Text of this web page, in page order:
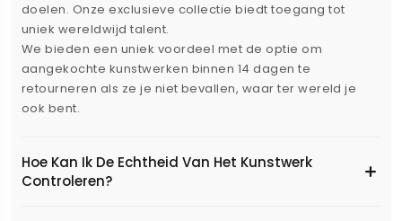
doelen. Onze exclusieve collectie biedt toegang tot
uniek wereldwijd talent.
We bieden een uniek voordeel met de optie om
aangekochte kunstwerken binnen 14 dagen te
retourneren als ze je niet bevallen, waar ter wereld je
ook bent.
Hoe Kan Ik De Echtheid Van Het Kunstwerk
Controleren?